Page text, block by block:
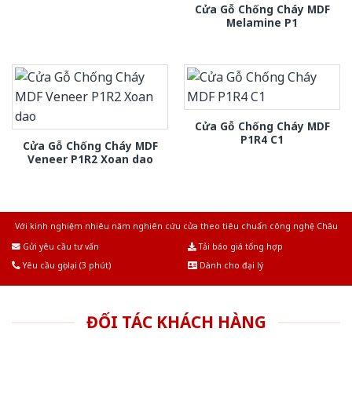
Cửa Gỗ Chống Cháy MDF
Melamine P1
Cửa Gỗ Chống Cháy MDF
Veneer P1R2 Xoan dao
Cửa Gỗ Chống Cháy MDF
P1R4 C1
Với kinh nghiệm nhiêu năm nghiên cứu cửa theo tiêu chuẩn công nghệ Châu
Gửi yêu cầu tư vấn
Tải báo giá tổng hợp
Yêu cầu gọi lại (3 phút)
Dành cho đại lý
ĐỐI TÁC KHÁCH HÀNG